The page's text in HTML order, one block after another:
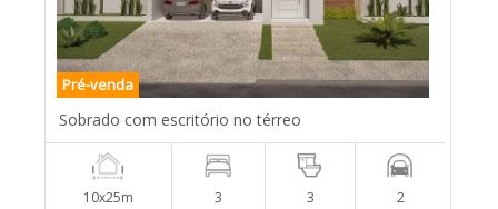
Pré-venda
Sobrado com escritório no térreo
10x25m 3 3 2